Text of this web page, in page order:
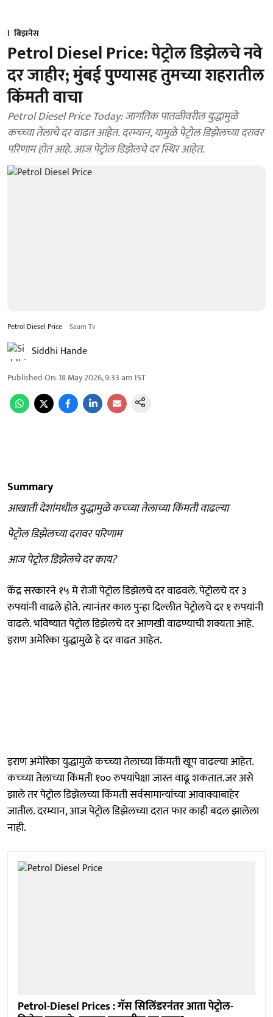
बिझनेस
Petrol Diesel Price: पेट्रोल डिझेलचे नवे
दर जाहीर; मुंबई पुण्यासह तुमच्या शहरातील
किंमती वाचा
Petrol Diesel Price Today: जागतिक पातळीवरील युद्धामुळे
कच्च्या तेलाचे दर वाढत आहेत. दरम्यान, यामुळे पेट्रोल डिझेलच्या दरावर
परिणाम होत आहे. आज पेट्रोल डिझेलचे दर स्थिर आहेत.
Petrol Diesel Price Saam Tv
Siddhi Hande
Published On:18 May 2026, 9:33 am IST
Summary
आखाती देशांमधील युद्धामुळे कच्च्या तेलाच्या किंमती वाढल्या
पेट्रोल डिझेलच्या दरावर परिणाम
आज पेट्रोल डिझेलचे दर काय?
केंद्र सरकारने १५ मे रोजी पेट्रोल डिझेलचे दर वाढवले. पेट्रोलचे दर ३
रुपयांनी वाढले होते. त्यानंतर काल पुन्हा दिल्लीत पेट्रोलचे दर १ रुपयांनी
वाढले. भविष्यात पेट्रोल डिझेलचे दर आणखी वाढण्याची शक्यता आहे.
इराण अमेरिका युद्धामुळे हे दर वाढत आहेत.
इराण अमेरिका युद्धामुळे कच्च्या तेलाच्या किंमती खूप वाढल्या आहेत.
कच्च्या तेलाच्या किंमती १०० रुपयांपेक्षा जास्त वाढू शकतात.जर असे
झाले तर पेट्रोल डिझेलच्या किंमती सर्वसामान्यांच्या आवाक्याबाहेर
जातील. दरम्यान, आज पेट्रोल डिझेलच्या दरात फार काही बदल झालेला
नाही.
Petrol-Diesel Prices : गॅस सिलिंडरनंतर आता पेट्रोल-